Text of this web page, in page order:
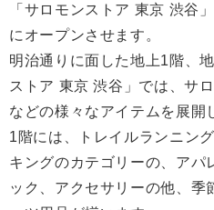
「サロモンストア 東京 渋谷
にオープンさせます。
明治通りに面した地上1階、
ストア 東京 渋谷」では、サ
などの様々なアイテムを展開
1階には、トレイルランニン
キングのカテゴリーの、アパ
ック、アクセサリーの他、季